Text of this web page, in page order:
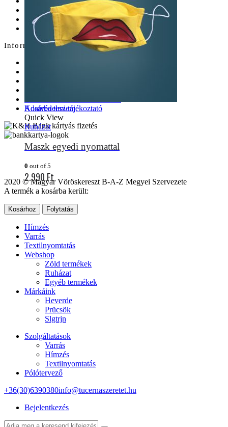
Kosárba teszem
Quick View
Ruházat
Maszk egyedi nyomattal
0 out of 5
2.990Ft
Hímzés
Textilnyomtatás
Információ
Adatvédelmi tájékoztató
2020 © Magyar Vöröskereszt B-A-Z Megyei Szervezete
A termék a kosárba került:
Kosárhoz Folytatás
Hímzés
Varrás
Textilnyomtatás
Webshop
Zöld termékek
Ruházat
Egyéb termékek
Márkáink
Heverde
Prücsök
Slgtrjn
Szolgáltatások
Varrás
Hímzés
Textilnyomtatás
Pólótervező
+36(30)6390380info@tucernaszeretet.hu
Bejelentkezés